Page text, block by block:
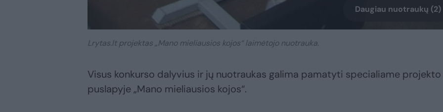
Daugiau nuotraukų (2)
Lrytas.lt projektas „Mano mieliausios kojos“ laimėtojo nuotrauka.
Visus konkurso dalyvius ir jų nuotraukas galima pamatyti specialiame projekto
puslapyje „Mano mieliausios kojos“.